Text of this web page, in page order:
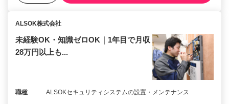
ALSOK株式会社
未経験OK・知識ゼロOK｜1年目で月収
28万円以上も...
職種 ALSOKセキュリティシステムの設置・メンテナンス